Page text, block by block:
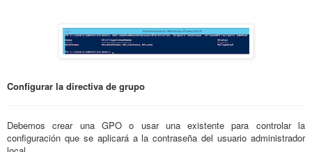
Configurar la directiva de grupo
Debemos crear una GPO o usar una existente para controlar la
configuración que se aplicará a la contraseña del usuario administrador